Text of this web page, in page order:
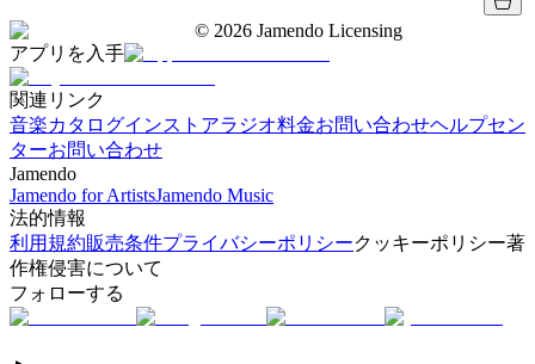
© 2026 Jamendo Licensing
アプリを入手
関連リンク
音楽カタログインストアラジオ料金お問い合わせヘルプセン
ターお問い合わせ
Jamendo
Jamendo for ArtistsJamendo Music
法的情報
利用規約販売条件プライバシーポリシークッキーポリシー著
作権侵害について
フォローする